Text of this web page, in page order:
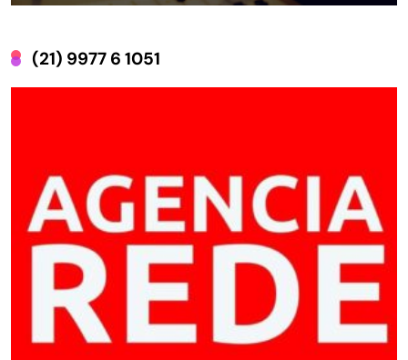
(21) 9977 6 1051